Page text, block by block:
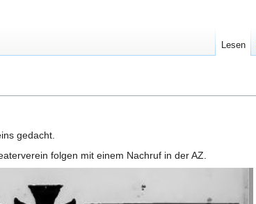
gedacht.
folgen mit einem Nachruf in der AZ.
Lesen